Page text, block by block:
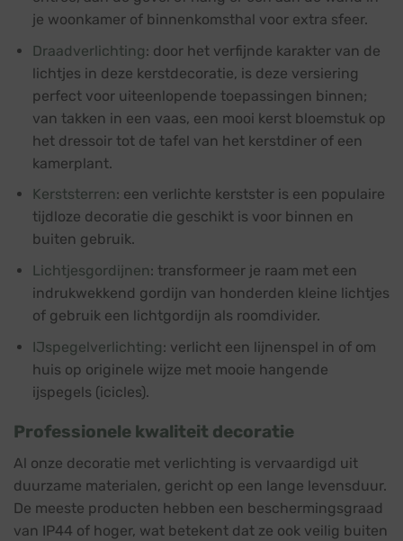
je woonkamer of binnenkomsthal voor extra sfeer.
Draadverlichting: door het verfijnde karakter van de
lichtjes in deze kerstdecoratie, is deze versiering
perfect voor uiteenlopende toepassingen binnen;
van takken in een vaas, een mooi kerst bloemstuk op
het dressoir tot de tafel van het kerstdiner of een
kamerplant.
Kerststerren: een verlichte kerststeris een populaire
tijdloze decoratie die geschikt is voor binnen en
buiten gebruik.
Lichtjesgordijnen: transformeer je raam met een
indrukwekkend gordijn van honderden kleine lichtjes
of gebruik een lichtgordijn als roomdivider.
IJspegelverlichting: verlicht een lijnenspel in of om
huis op originele wijze met mooie hangende
ijspegels (icicles).
Professionele kwaliteit decoratie
Al onze decoratie met verlichting is vervaardigd uit
duurzame materialen, gericht op een lange levensduur.
De meeste producten hebben een beschermingsgraad
van IP44 of hoger, wat betekent dat ze ook veilig buiten